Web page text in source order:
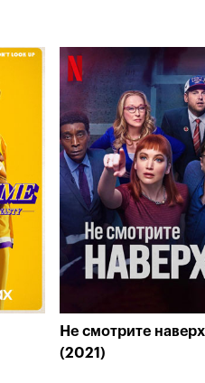
Не смотрите наверх
(2021)